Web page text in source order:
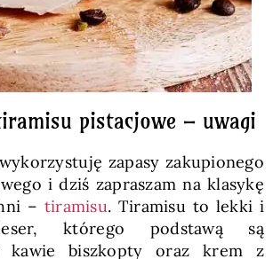
pistacjowe – uwagi
zapasy zakupionego
i dziś zapraszam na klasykę
– tiramisu. Tiramisu to lekki i
którego podstawą są
kawie biszkopty oraz krem z